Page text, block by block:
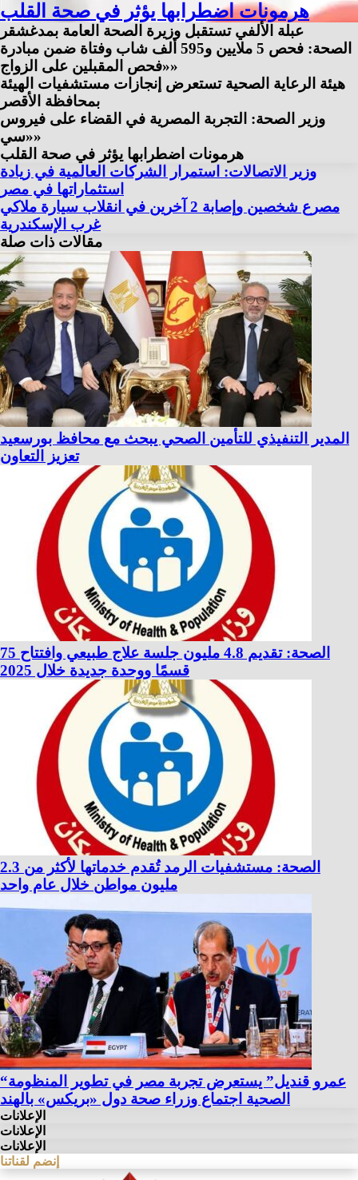
هرمونات اضطرابها يؤثر في صحة القلب
عبلة الألفي تستقبل وزيرة الصحة العامة بمدغشقر
الصحة: فحص 5 ملايين و595 ألف شاب وفتاة ضمن مبادرة
«فحص المقبلين على الزواج»
هيئة الرعاية الصحية تستعرض إنجازات مستشفيات الهيئة
بمحافظة الأقصر
وزير الصحة: التجربة المصرية في القضاء على فيروس
«سي»
هرمونات اضطرابها يؤثر في صحة القلب
وزير الاتصالات: استمرار الشركات العالمية في زيادة
استثماراتها في مصر
مصرع شخصين وإصابة 2 آخرين في انقلاب سيارة ملاكي
غرب الإسكندرية
مقالات ذات صلة
المدير التنفيذي للتأمين الصحي يبحث مع محافظ بورسعيد
تعزيز التعاون
الصحة: تقديم 4.8 مليون جلسة علاج طبيعي وافتتاح 75
قسمًا ووحدة جديدة خلال 2025
الصحة: مستشفيات الرمد تُقدم خدماتها لأكثر من 2.3
مليون مواطن خلال عام واحد
“عمرو قنديل” يستعرض تجربة مصر في تطوير المنظومة
الصحية اجتماع وزراء صحة دول «بريكس» بالهند
الإعلانات
الإعلانات
الإعلانات
إنضم لقناتنا